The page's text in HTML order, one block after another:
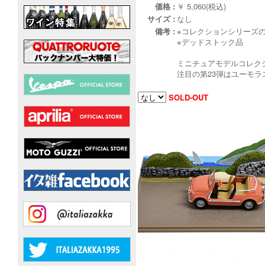
価格 : ￥ 5,060(税込)
サイズ : なし
備考 : ※コレクションシリーズ
※デッドストック品
ミニチュアモデルコレ
注目の第23弾はユーモ
SOLD-OUT